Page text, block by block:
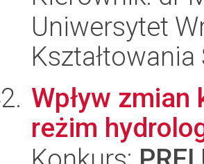
Uniwersytet
Wpływ
reżim